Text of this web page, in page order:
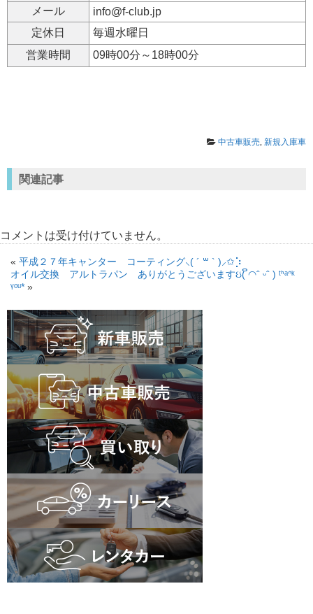
メール
info@f-club.jp
定休日
毎週水曜日
営業時間
09時00分～18時00分
中古車販売 新規入庫車
関連記事
コメントは受け付けていません。
« 平成２７年キャンター コーティング⸜( ´ ꒳ ` )⸝✩︎⡱
オイル交換 アルトラパン ありがとうございますઇ( ິ◠ˆ ᵕˆ ) ᵗᑋᵃᐢᵏ
ᵞᵒᵘ* »